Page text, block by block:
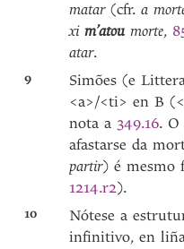
matar(cfr.a
xim’atou morte,
atar.
9
Simões (e
<a>/<ti> en B
nota a 349.16. O
afastarse da
partir) é mesmo
1214.r2).
10 Nótese a
infinitivo, en liña